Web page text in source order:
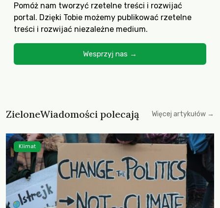
Pomóż nam tworzyć rzetelne treści i rozwijać
portal. Dzięki Tobie możemy publikować rzetelne
treści i rozwijać niezależne medium.
Wesprzyj nas →
ZieloneWiadomości polecają Więcej artykułów →
Klimat